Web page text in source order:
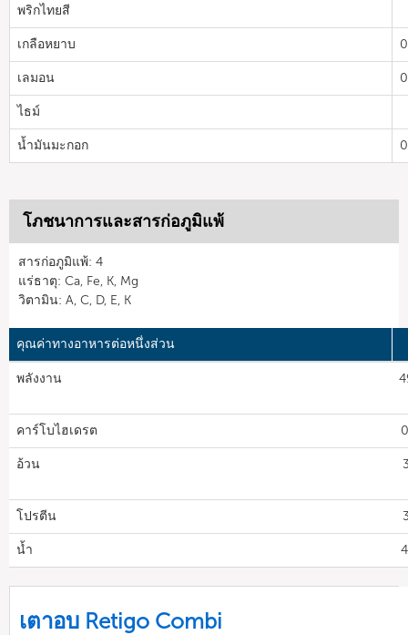
พริกไทยสี
เกลือหยาบ
เลมอน
ไธม์
น้ำมันมะกอก
โภชนาการและสารก่อภูมิแพ้
สารก่อภูมิแพ้: 4
แร่ธาตุ: Ca, Fe, K, Mg
วิตามิน: A, C, D, E, K
คุณค่าทางอาหารต่อหนึ่งส่วน
พลังงาน
คาร์โบไฮเดรต
อ้วน
โปรตีน
น้ำ
เตาอบ Retigo Combi